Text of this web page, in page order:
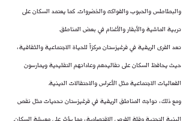
والبطاطس والحبوب والفواكه والخضروات. كما يعتمد السكان على
تربية الماشية والأبقار والأغنام في بعض المناطق.
تعد القرى الريفية في قرغيزستان مركزاً للحياة الاجتماعية والثقافية،
حيث يحافظ السكان على تقاليدهم وعاداتهم التقليدية ويمارسون
الفعاليات الاجتماعية مثل الأعراس والاحتفالات الدينية.
ومع ذلك، تواجه المناطق الريفية في قرغيزستان تحديات مثل نقص